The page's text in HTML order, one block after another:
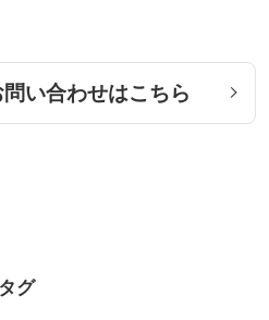
い合わせはこちら
グ